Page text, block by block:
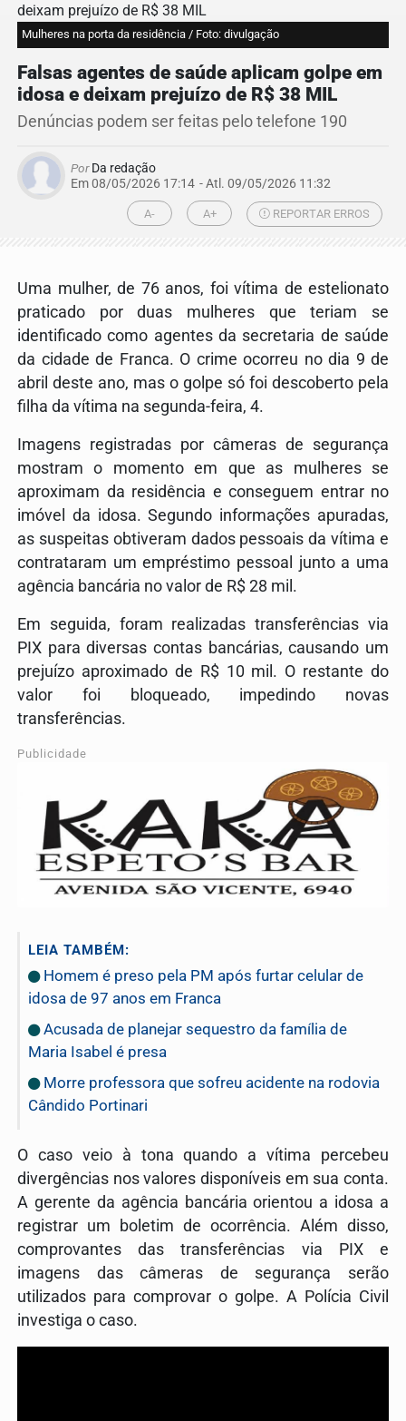
Mulheres na porta da residência / Foto: divulgação
Falsas agentes de saúde aplicam golpe em
idosa e deixam prejuízo de R$ 38 MIL
Denúncias podem ser feitas pelo telefone 190
PorDa redação
Em 08/05/2026 17:14 - Atl. 09/05/2026 11:32
A- A+ REPORTAR ERROS
Uma mulher, de 76 anos, foi vítima de estelionato
praticado por duas mulheres que teriam se
identificado como agentes da secretaria de saúde
da cidade de Franca. O crime ocorreu no dia 9 de
abril deste ano, mas o golpe só foi descoberto pela
filha da vítima na segunda-feira, 4.
Imagens registradas por câmeras de segurança
mostram o momento em que as mulheres se
aproximam da residência e conseguem entrar no
imóvel da idosa. Segundo informações apuradas,
as suspeitas obtiveram dados pessoais da vítima e
contrataram um empréstimo pessoal junto a uma
agência bancária no valor de R$ 28 mil.
Em seguida, foram realizadas transferências via
PIX para diversas contas bancárias, causando um
prejuízo aproximado de R$ 10 mil. O restante do
valor foi bloqueado, impedindo novas
transferências.
Publicidade
LEIA TAMBÉM:
Homem é preso pela PM após furtar celular de
idosa de 97 anos em Franca
Acusada de planejar sequestro da família de
Maria Isabel é presa
Morre professora que sofreu acidente na rodovia
Cândido Portinari
O caso veio à tona quando a vítima percebeu
divergências nos valores disponíveis em sua conta.
A gerente da agência bancária orientou a idosa a
registrar um boletim de ocorrência. Além disso,
comprovantes das transferências via PIX e
imagens das câmeras de segurança serão
utilizados para comprovar o golpe. A Polícia Civil
investiga o caso.